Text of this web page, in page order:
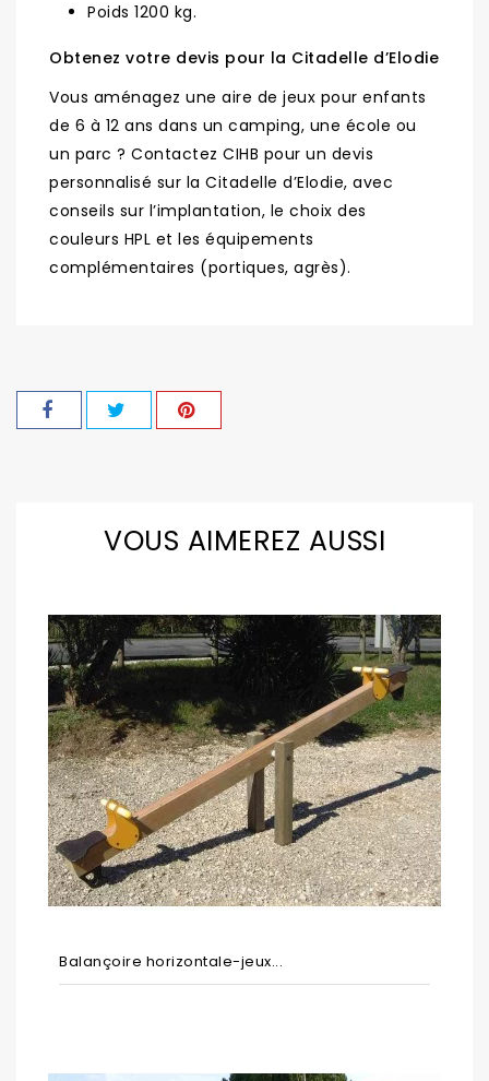
Poids 1200 kg.
Obtenez votre devis pour la Citadelle d’Elodie
Vous aménagez une aire de jeux pour enfants
de 6 à 12 ans dans un camping, une école ou
un parc ? Contactez CIHB pour un devis
personnalisé sur la Citadelle d’Elodie, avec
conseils sur l’implantation, le choix des
couleurs HPL et les équipements
complémentaires (portiques, agrès).
VOUS AIMEREZ AUSSI
Balançoire horizontale-jeux...